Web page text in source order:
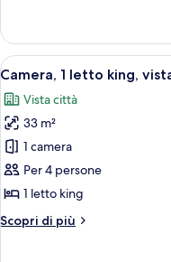
sedia
a
rotelle,
vista
città
2
letti
matrimoniali,
in
sedia
rotelle,
vista
città
Apri
tutte
le
foto
per
Camera,
1
king,
6
Camera, 1 letto king,
Vista città
33 m²
1 camera
Per 4 persone
1 letto king
Scopri di più
Altri